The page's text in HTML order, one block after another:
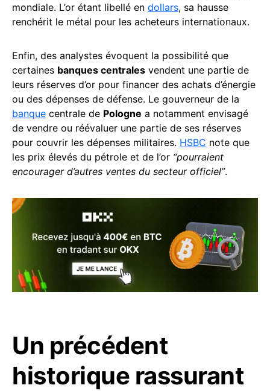
mondiale. L’or étant libellé en dollars, sa hausse
renchérit le métal pour les acheteurs internationaux.
Enfin, des analystes évoquent la possibilité que
certaines banques centrales vendent une partie de
leurs réserves d’or pour financer des achats d’énergie
ou des dépenses de défense. Le gouverneur de la
banque centrale de Pologne a notamment envisagé
de vendre ou réévaluer une partie de ses réserves
pour couvrir les dépenses militaires. HSBC note que
les prix élevés du pétrole et de l’or “pourraient
encourager d’autres ventes du secteur officiel”.
Un précédent
historique rassurant